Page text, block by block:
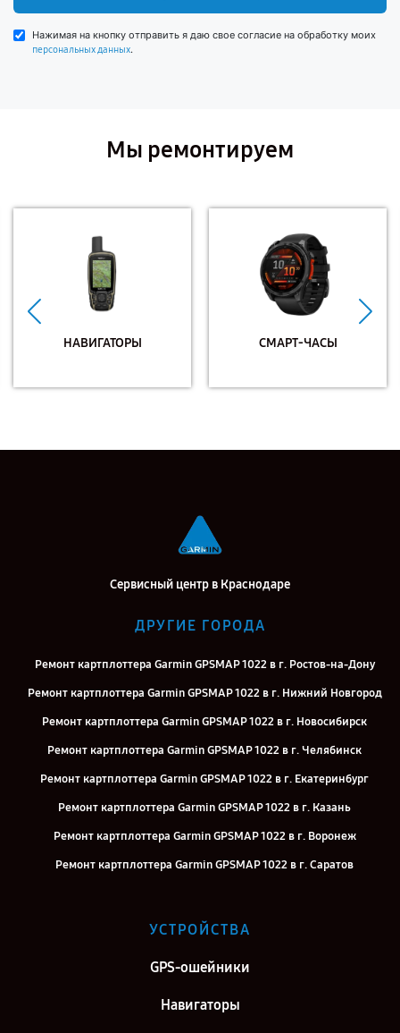
Нажимая на кнопку отправить я даю свое согласие на обработку моих
персональных данных.
Мы ремонтируем
НАВИГАТОРЫ СМАРТ-ЧАСЫ
Сервисный центр в Краснодаре
ДРУГИЕ ГОРОДА
Ремонт картплоттера Garmin GPSMAP 1022 в г. Ростов-на-Дону
Ремонт картплоттера Garmin GPSMAP 1022 в г. Нижний Новгород
Ремонт картплоттера Garmin GPSMAP 1022 в г. Новосибирск
Ремонт картплоттера Garmin GPSMAP 1022 в г. Челябинск
Ремонт картплоттера Garmin GPSMAP 1022 в г. Екатеринбург
Ремонт картплоттера Garmin GPSMAP 1022 в г. Казань
Ремонт картплоттера Garmin GPSMAP 1022 в г. Воронеж
Ремонт картплоттера Garmin GPSMAP 1022 в г. Саратов
Ремонт картплоттера Garmin GPSMAP 1022 в г. Киров
УСТРОЙСТВА
GPS-ошейники
Навигаторы